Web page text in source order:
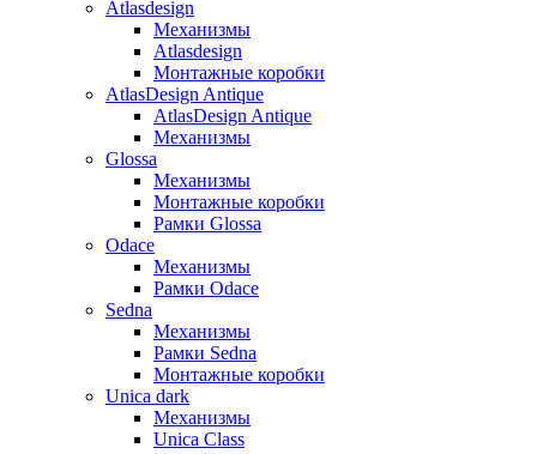
Atlasdesign
Механизмы
Atlasdesign
Монтажные коробки
AtlasDesign Antique
AtlasDesign Antique
Механизмы
Glossa
Механизмы
Монтажные коробки
Рамки Glossa
Odace
Механизмы
Рамки Odace
Sedna
Механизмы
Рамки Sedna
Монтажные коробки
Unica dark
Механизмы
Unica Class